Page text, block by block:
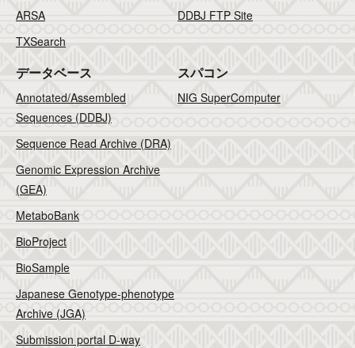
ARSA
TXSearch
DDBJ FTP Site
データベース
Annotated/Assembled
Sequences (DDBJ)
Sequence Read Archive (DRA)
Genomic Expression Archive
(GEA)
MetaboBank
BioProject
BioSample
Japanese Genotype-phenotype
Archive (JGA)
Submission portal D-way
スパコン
NIG SuperComputer